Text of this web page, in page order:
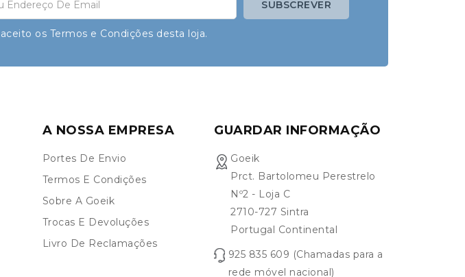
os Termos e Condições desta loja.
A NOSSA EMPRESA
Portes De Envio
Termos E Condições
Sobre A Goeik
Trocas E Devoluções
Livro De Reclamações
GUARDAR INFORMAÇÃO
Goeik
Prct. Bartolomeu Perestrelo
Nº2 - Loja C
2710-727 Sintra
Portugal Continental
925 835 609 (Chamadas para a
rede móvel nacional)